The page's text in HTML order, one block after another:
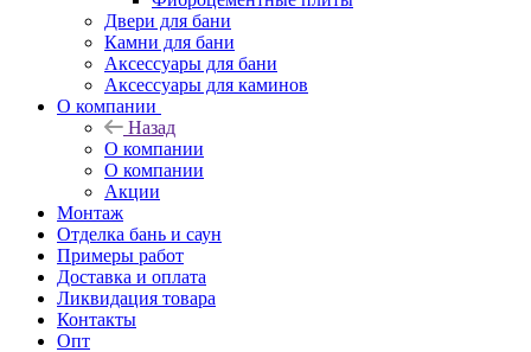
Двери для бани
Камни для бани
Аксессуары для бани
Аксессуары для каминов
О компании
Назад
О компании
О компании
Акции
Монтаж
Отделка бань и саун
Примеры работ
Доставка и оплата
Ликвидация товара
Контакты
Опт